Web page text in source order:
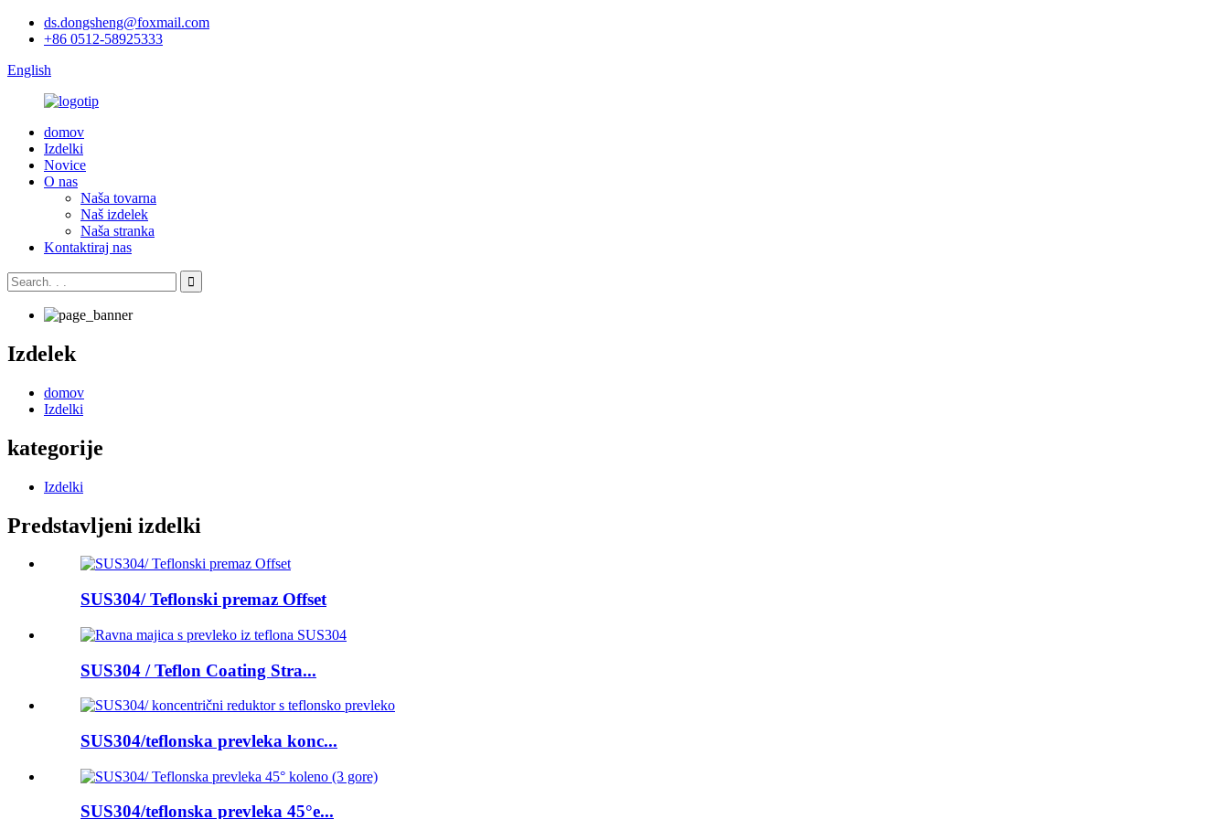
ds.dongsheng@foxmail.com
+86 0512-58925333
English
domov
Izdelki
Novice
O nas
Naša tovarna
Naš izdelek
Naša stranka
Kontaktiraj nas
Izdelek
domov
Izdelki
kategorije
Izdelki
Predstavljeni izdelki
SUS304/ Teflonski premaz Offset
SUS304 / Teflon Coating Stra...
SUS304/teflonska prevleka konc...
SUS304/teflonska prevleka 45°e...